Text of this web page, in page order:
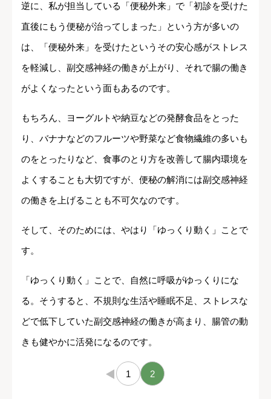
逆に、私が担当している「便秘外来」で「初診を受けた
直後にもう便秘が治ってしまった」という方が多いの
は、「便秘外来」を受けたというその安心感がストレス
を軽減し、副交感神経の働きが上がり、それで腸の働き
がよくなったという面もあるのです。
もちろん、ヨーグルトや納豆などの発酵食品をとった
り、バナナなどのフルーツや野菜など食物繊維の多いも
のをとったりなど、食事のとり方を改善して腸内環境を
よくすることも大切ですが、便秘の解消には副交感神経
の働きを上げることも不可欠なのです。
そして、そのためには、やはり「ゆっくり動く」ことで
す。
「ゆっくり動く」ことで、自然に呼吸がゆっくりにな
る。そうすると、不規則な生活や睡眠不足、ストレスな
どで低下していた副交感神経の働きが高まり、腸管の動
きも健やかに活発になるのです。
← 1 2